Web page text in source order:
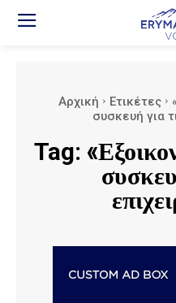
Αρχική Ετικέτες
συσκευή για
Tag: